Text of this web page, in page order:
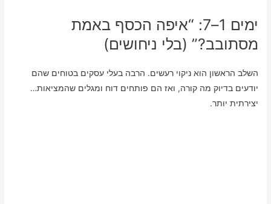
ימים 1–7: “איפה הכסף באמת
מסתובב?” (בלי ניחושים)
השלב הראשון הוא ניקוי רעשים. הרבה בעלי עסקים בטוחים שהם
יודעים בדיוק מה קורה, ואז הם פותחים דוח ומגלים שהמציאות…
יצירתית יותר.